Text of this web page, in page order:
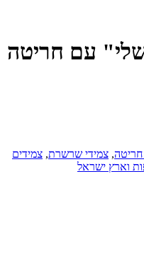
עם חריטה
, צמידי שרשרת, צמידים
וארץ ישראל